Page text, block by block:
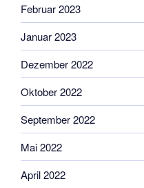
Februar 2023
Januar 2023
Dezember 2022
Oktober 2022
September 2022
Mai 2022
April 2022